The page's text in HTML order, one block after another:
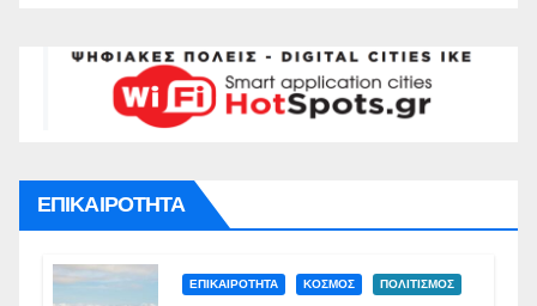
ΕΠΙΚΑΙΡΟΤΗΤΑ
ΕΠΙΚΑΙΡΟΤΗΤΑ ΚΟΣΜΟΣ ΠΟΛΙΤΙΣΜΟΣ